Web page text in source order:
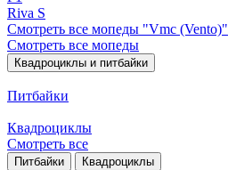
Riva S
Смотреть все мопеды "Vmc (Vento)"
Смотреть все мопеды
Квадроциклы и питбайки
Питбайки
Квадроциклы
Смотреть все
Питбайки Квадроциклы